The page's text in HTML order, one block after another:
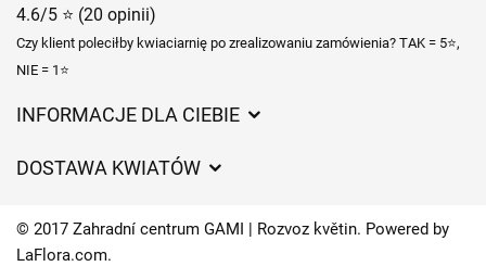
4.6/5 ⭐ (20 opinii)
Czy klient poleciłby kwiaciarnię po zrealizowaniu zamówienia? TAK = 5⭐,
NIE = 1⭐
INFORMACJE DLA CIEBIE
Czasy dostawy kwiatów – przegląd możliwości
DOSTAWA KWIATÓW
Gdzie dostarczamy kwiaty
© 2017 Zahradní centrum GAMI | Rozvoz květin. Powered by
LaFlora.com.